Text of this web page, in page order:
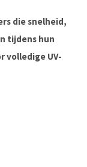
die snelheid,
tijdens hun
volledige UV-